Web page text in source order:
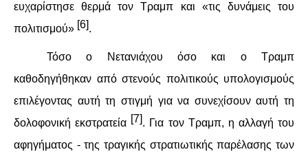
ευχαρίστησε θερμά τον Τραμπ και «τις δυνάμεις του
πολιτισμού» [6].
Τόσο ο Νετανιάχου όσο και ο Τραμπ
καθοδηγήθηκαν από στενούς πολιτικούς υπολογισμούς
επιλέγοντας αυτή τη στιγμή για να συνεχίσουν αυτή τη
δολοφονική εκστρατεία [7]. Για τον Τραμπ, η αλλαγή του
αφηγήματος - της τραγικής στρατιωτικής παρέλασης των